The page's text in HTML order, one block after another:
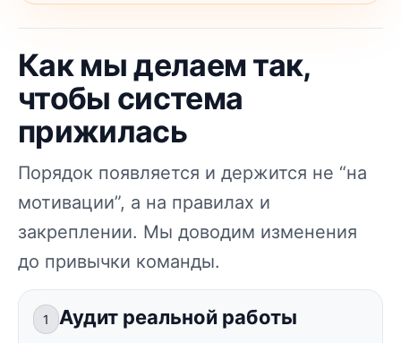
Как мы делаем так,
чтобы система
прижилась
Порядок появляется и держится не “на
мотивации”, а на правилах и
закреплении. Мы доводим изменения
до привычки команды.
1 Аудит реальной работы